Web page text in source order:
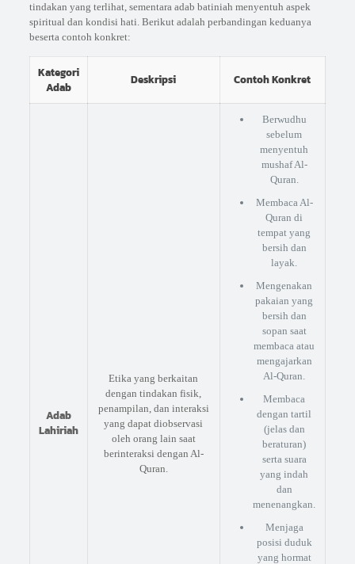
tindakan yang terlihat, sementara adab batiniah menyentuh aspek
spiritual dan kondisi hati. Berikut adalah perbandingan keduanya
beserta contoh konkret:
Kategori
Adab
Deskripsi Contoh Konkret
Adab
Lahiriah
Etika yang berkaitan
dengan tindakan fisik,
penampilan, dan interaksi
yang dapat diobservasi
oleh orang lain saat
berinteraksi dengan Al-
Quran.
Berwudhu
sebelum
menyentuh
mushaf Al-
Quran.
Membaca Al-
Quran di
tempat yang
bersih dan
layak.
Mengenakan
pakaian yang
bersih dan
sopan saat
membaca atau
mengajarkan
Al-Quran.
Membaca
dengan tartil
(jelas dan
beraturan)
serta suara
yang indah
dan
menenangkan.
Menjaga
posisi duduk
yang hormat